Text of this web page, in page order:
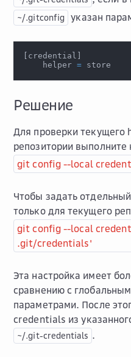
~/.gitconfig указан
credential
    helper
= store
Решение
Для проверки текущего
репозитории выполните
git config --local
Чтобы задать
только для текущего
git config --local
.git/credentials'
Эта настройка имеет
сравнению с
параметрами. После
credentials из
~/.git-credentials .